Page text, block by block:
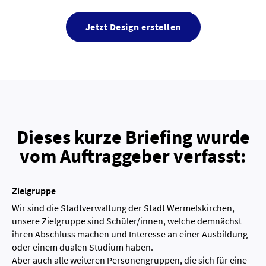
Jetzt Design erstellen
Dieses kurze Briefing wurde
vom Auftraggeber verfasst:
Zielgruppe
Wir sind die Stadtverwaltung der Stadt Wermelskirchen,
unsere Zielgruppe sind Schüler/innen, welche demnächst
ihren Abschluss machen und Interesse an einer Ausbildung
oder einem dualen Studium haben.
Aber auch alle weiteren Personengruppen, die sich für eine